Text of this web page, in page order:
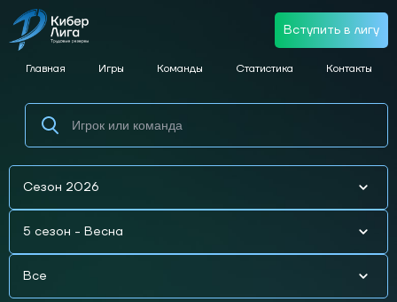
Главная Игры Команды Статистика Контакты
Вступить в лигу
Сезон 2026
5 сезон - Весна
Все